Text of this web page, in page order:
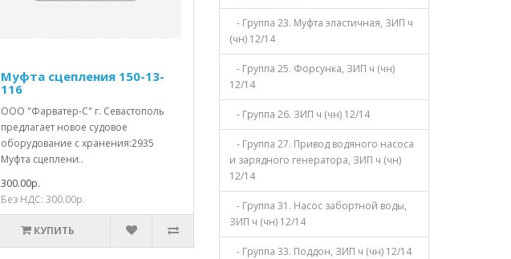
Муфта сцепления 150-13-
116
ООО "Фарватер-С" г. Севастополь
предлагает новое судовое
оборудование с хранения:2935
Муфта сцеплени..
300.00р.
Без НДС: 300.00р.
КУПИТЬ
- Группа 23. Муфта эластичная, ЗИП ч
(чн) 12/14
- Группа 25. Форсунка, ЗИП ч (чн)
12/14
- Группа 26. ЗИП ч (чн) 12/14
- Группа 27. Привод водяного насоса
и зарядного генератора, ЗИП ч (чн)
12/14
- Группа 31. Насос забортной воды,
ЗИП ч (чн) 12/14
- Группа 33. Поддон, ЗИП ч (чн) 12/14